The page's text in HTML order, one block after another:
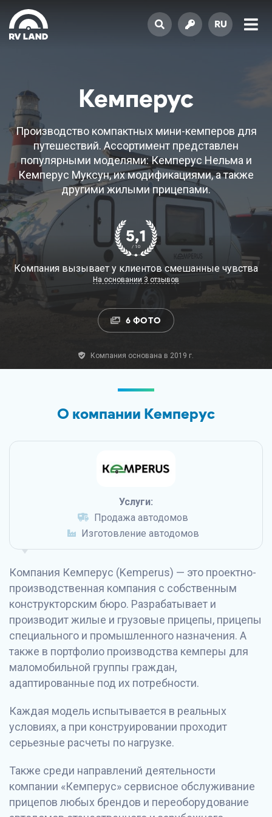
RU
Кемперус
Производство компактных мини-кемперов для
путешествий. Ассортимент представлен
популярными моделями: Кемперус Нельма и
Кемперус Муксун, их модификациями, а также
другими жилыми прицепами.
5,1
/ 10
Компания вызывает у клиентов смешанные чувства
На основании 3 отзывов
6 ФОТО
Компания основана в 2019 г.
О компании Кемперус
Услуги:
Продажа автодомов
Изготовление автодомов
Компания Кемперус (Kemperus) — это проектно-
производственная компания с собственным
конструкторским бюро. Разрабатывает и
производит жилые и грузовые прицепы, прицепы
специального и промышленного назначения. А
также в портфолио производства кемперы для
маломобильной группы граждан,
адаптированные под их потребности.
Каждая модель испытывается в реальных
условиях, а при конструировании проходит
серьезные расчеты по нагрузке.
Также среди направлений деятельности
компании «Кемперус» сервисное обслуживание
прицепов любых брендов и переоборудование